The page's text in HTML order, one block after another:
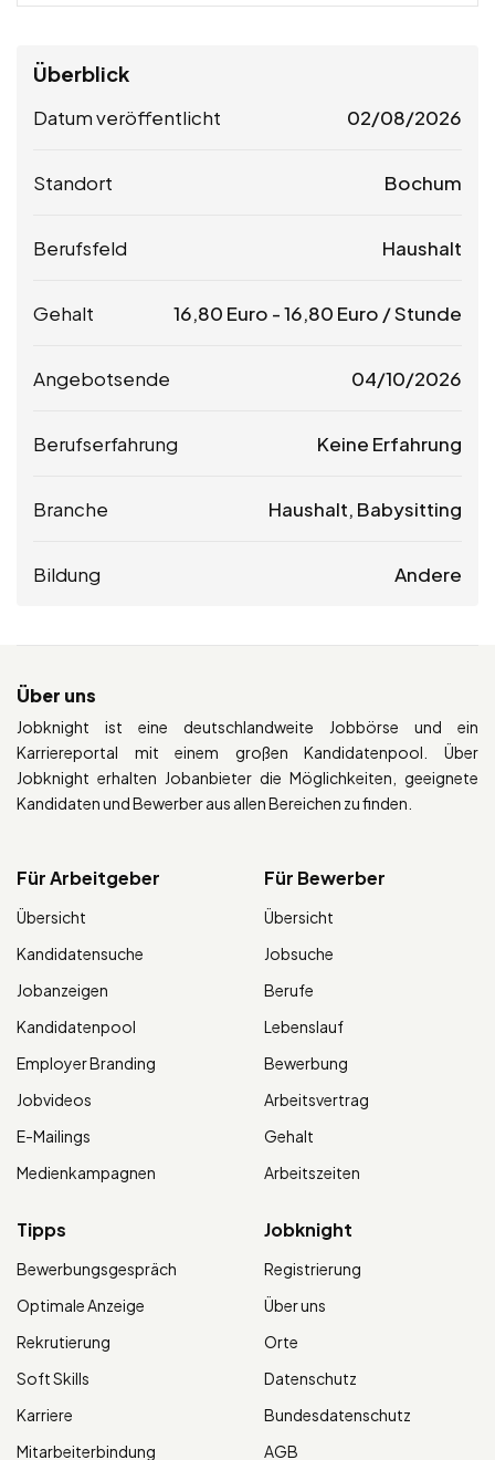
Überblick
Datum veröffentlicht 02/08/2026
Standort Bochum
Berufsfeld Haushalt
Gehalt 16,80 Euro -16,80 Euro / Stunde
Angebotsende 04/10/2026
Berufserfahrung Keine Erfahrung
Branche Haushalt, Babysitting
Bildung Andere
Über uns
Jobknight ist eine deutschlandweite Jobbörse und ein
Karriereportal mit einem großen Kandidatenpool. Über
Jobknight erhalten Jobanbieter die Möglichkeiten, geeignete
Kandidaten und Bewerber aus allen Bereichen zu finden.
Für Arbeitgeber
Übersicht
Kandidatensuche
Jobanzeigen
Kandidatenpool
Employer Branding
Jobvideos
E-Mailings
Medienkampagnen
Für Bewerber
Übersicht
Jobsuche
Berufe
Lebenslauf
Bewerbung
Arbeitsvertrag
Gehalt
Arbeitszeiten
Tipps
Bewerbungsgespräch
Optimale Anzeige
Rekrutierung
Soft Skills
Karriere
Mitarbeiterbindung
Jobknight
Registrierung
Über uns
Orte
Datenschutz
Bundesdatenschutz
AGB